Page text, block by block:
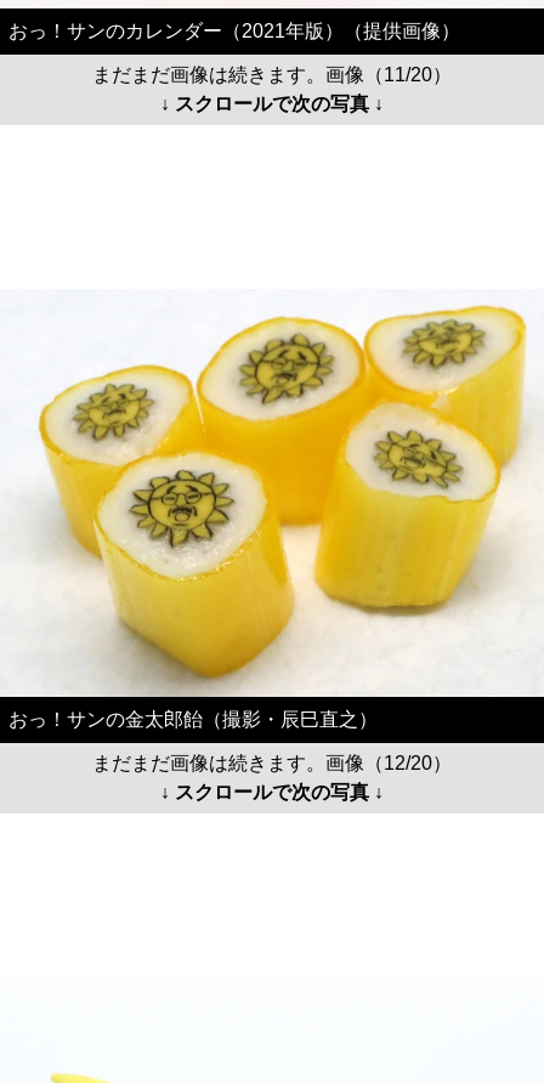
おっ！サンのカレンダー（2021年版）（提供画像）
まだまだ画像は続きます。画像（11/20）
↓ スクロールで次の写真 ↓
おっ！サンの金太郎飴（撮影・辰巳直之）
まだまだ画像は続きます。画像（12/20）
↓ スクロールで次の写真 ↓